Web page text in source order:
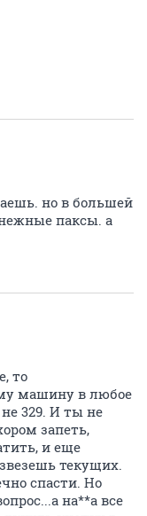
но в большей
паксы. а
то
машину в любое
329. И ты не
запеть,
и еще
текущих.
спасти. Но
на**а все